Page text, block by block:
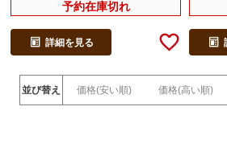
予約在庫切れ
詳細を見る
並び替え 価格(安い順) 価格(高い順)